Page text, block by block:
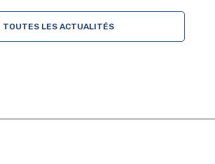
TOUTES LES ACTUALITÉS